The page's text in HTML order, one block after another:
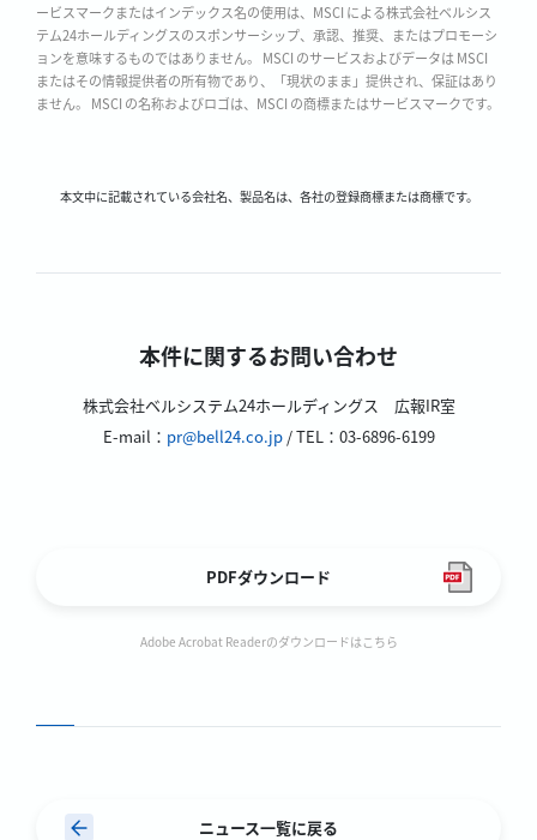
ービスマークまたはインデックス名の使用は、MSCI による株式会社ベルシス
テム24ホールディングスのスポンサーシップ、承認、推奨、またはプロモーシ
ョンを意味するものではありません。 MSCI のサービスおよびデータは MSCI
またはその情報提供者の所有物であり、「現状のまま」提供され、保証はあり
ません。 MSCI の名称およびロゴは、MSCI の商標またはサービスマークです。
本文中に記載されている会社名、製品名は、各社の登録商標または商標です。
本件に関するお問い合わせ
株式会社ベルシステム24ホールディングス 広報IR室
E-mail： pr@bell24.co.jp/ TEL：03-6896-6199
PDFダウンロード
Adobe Acrobat Readerのダウンロードはこちら
ニュース一覧に戻る